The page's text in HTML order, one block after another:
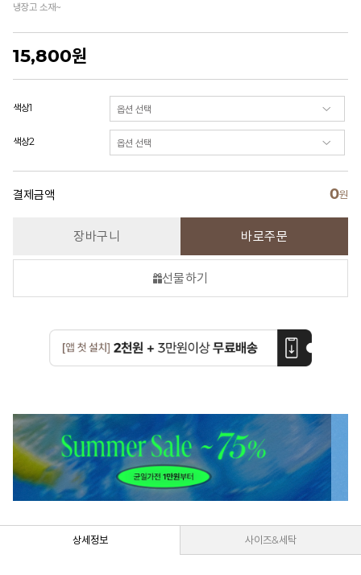
냉장고 소재~
15,800원
색상1
색상2
결제금액 0원
장바구니 바로주문
선물하기
상세정보 사이즈&세탁